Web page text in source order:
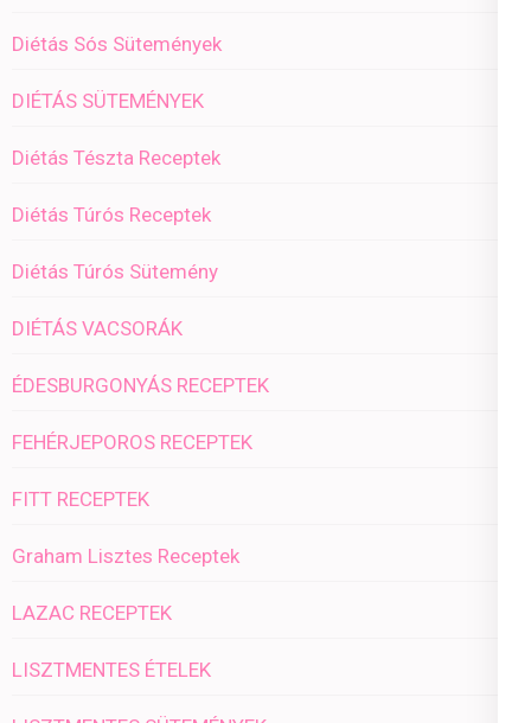
Diétás Sós Sütemények
DIÉTÁS SÜTEMÉNYEK
Diétás Tészta Receptek
Diétás Túrós Receptek
Diétás Túrós Sütemény
DIÉTÁS VACSORÁK
ÉDESBURGONYÁS RECEPTEK
FEHÉRJEPOROS RECEPTEK
FITT RECEPTEK
Graham Lisztes Receptek
LAZAC RECEPTEK
LISZTMENTES ÉTELEK